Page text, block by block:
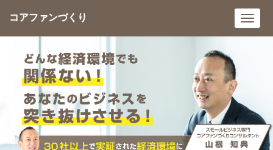
コアファンづくり